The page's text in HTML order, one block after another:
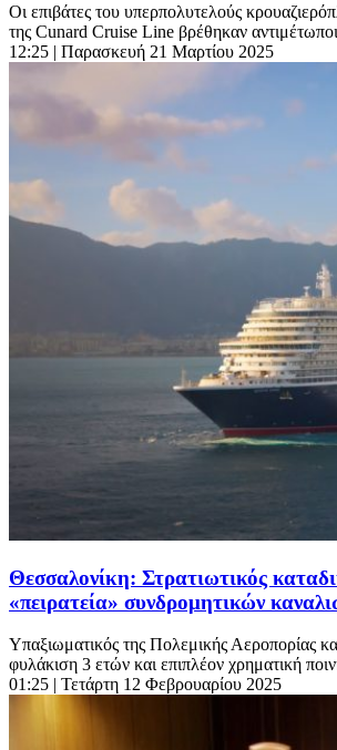
Οι επιβάτες του υπερπολυτελούς
της Cunard Cruise Line βρέθηκαν
12:25 | Παρασκευή 21 Μαρτίου 2025
Θεσσαλονίκη: Στρατιωτικός
«πειρατεία» συνδρομητικών
Υπαξιωματικός της Πολεμικής Αεροπορίας
φυλάκιση 3 ετών και επιπλέον χρηματική
01:25 | Τετάρτη 12 Φεβρουαρίου 2025